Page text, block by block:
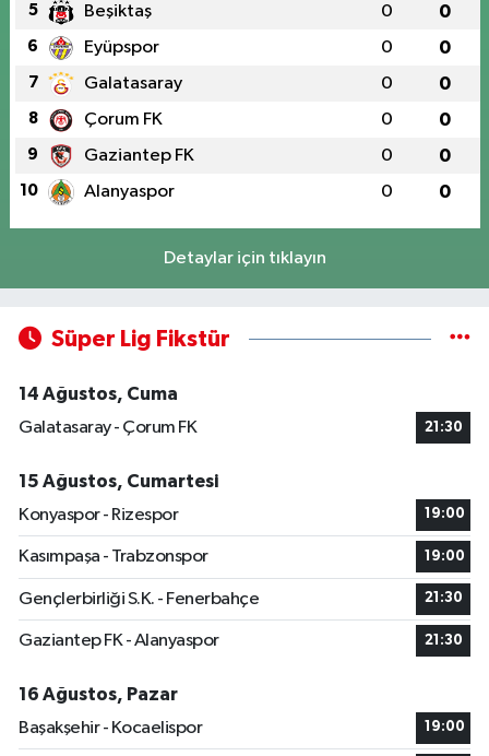
5 Beşiktaş 0 0
6 Eyüpspor 0 0
7 Galatasaray 0 0
8 Çorum FK 0 0
9 Gaziantep FK 0 0
10 Alanyaspor 0 0
Detaylar için tıklayın
Süper Lig Fikstür
14 Ağustos, Cuma
Galatasaray - Çorum FK
21:30
15 Ağustos, Cumartesi
Konyaspor - Rizespor
19:00
Kasımpaşa - Trabzonspor 19:00
Gençlerbirliği S.K. - Fenerbahçe 21:30
Gaziantep FK - Alanyaspor 21:30
16 Ağustos, Pazar
Başakşehir - Kocaelispor
19:00